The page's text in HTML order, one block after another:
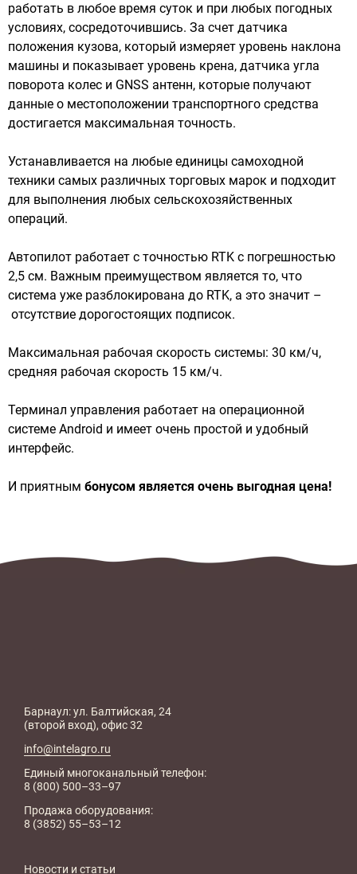
работать в любое время суток и при любых погодных
условиях, сосредоточившись. За счет датчика
положения кузова, который измеряет уровень наклона
машины и показывает уровень крена, датчика угла
поворота колес и GNSS антенн, которые получают
данные о местоположении транспортного средства
достигается максимальная точность.
Устанавливается на любые единицы самоходной
техники самых различных торговых марок и подходит
для выполнения любых сельскохозяйственных
операций.
Автопилот работает с точностью RTK с погрешностью
2,5 см. Важным преимуществом является то, что
система уже разблокирована до RTK, а это значит –
отсутствие дорогостоящих подписок.
Максимальная рабочая скорость системы: 30 км/ч,
средняя рабочая скорость 15 км/ч.
Терминал управления работает на операционной
системе Android и имеет очень простой и удобный
интерфейс.
И приятным бонусом является очень выгодная цена!
Барнаул: ул. Балтийская, 24
(второй вход), офис 32
info@intelagro.ru
Единый многоканальный телефон:
8 (800) 500–33–97
Продажа оборудования:
8 (3852) 55–53–12
Новости и статьи